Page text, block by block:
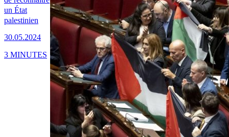
un État
palestinien
30.05.2024
3 MINUTES